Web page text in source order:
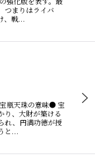
つまりはライバ
、戦…
瓶天珠の意味● 宝
り、大財が築ける
れ、円満功徳が授
と…